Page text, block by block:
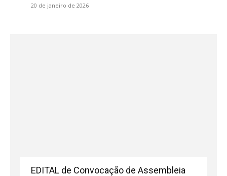
20 de janeiro de 2026
EDITAL de Convocação de Assembleia